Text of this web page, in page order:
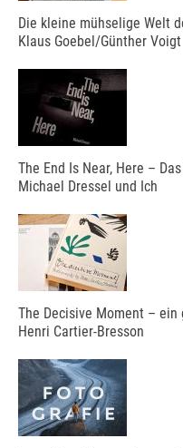
Die kleine mühselige Welt
Klaus Goebel/Günther Voigt
The End Is Near, Here –
Michael Dressel und Ich
The Decisive Moment –
Henri Cartier-Bresson